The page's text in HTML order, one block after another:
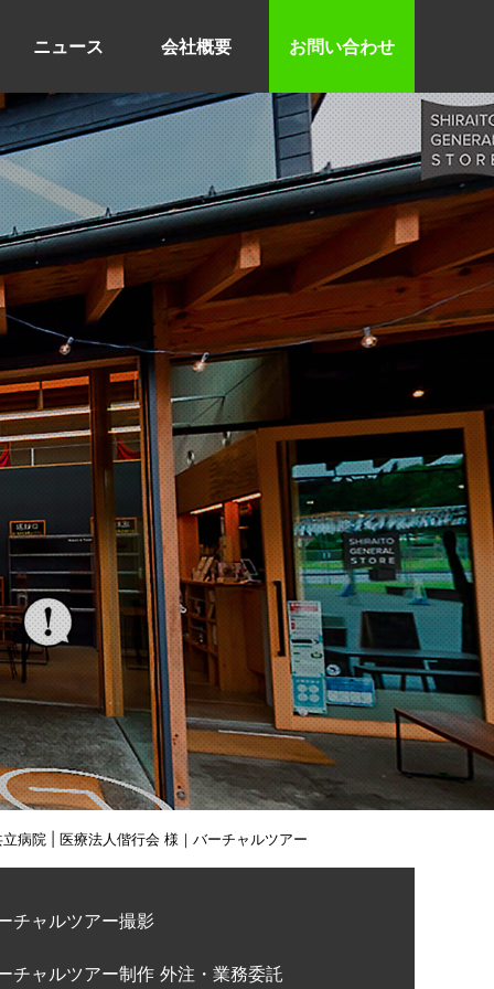
ニュース 会社概要 お問い合わせ
病院 | 医療法人偕行会 様｜バーチャルツアー
チャルツアー撮影
チャルツアー制作 外注・業務委託